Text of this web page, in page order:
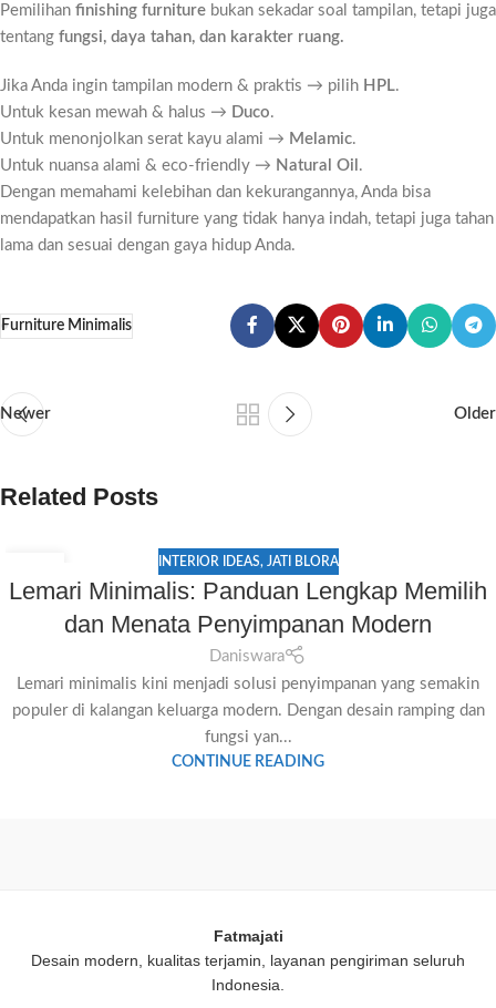
Pemilihan finishing furniture bukan sekadar soal tampilan, tetapi juga
tentang fungsi, daya tahan, dan karakter ruang.
Jika Anda ingin tampilan modern & praktis → pilih HPL.
Untuk kesan mewah & halus → Duco.
Untuk menonjolkan serat kayu alami → Melamic.
Untuk nuansa alami & eco-friendly → Natural Oil .
Dengan memahami kelebihan dan kekurangannya, Anda bisa
mendapatkan hasil furniture yang tidak hanya indah, tetapi juga tahan
lama dan sesuai dengan gaya hidup Anda.
Furniture Minimalis
Newer Older
Related Posts
JUL
INTERIOR IDEAS, JATI BLORA
Lemari Minimalis: Panduan Lengkap Memilih
dan Menata Penyimpanan Modern
Daniswara
Lemari minimalis kini menjadi solusi penyimpanan yang semakin
populer di kalangan keluarga modern. Dengan desain ramping dan
fungsi yan...
CONTINUE READING
Fatmajati
Desain modern, kualitas terjamin, layanan pengiriman seluruh
Indonesia.